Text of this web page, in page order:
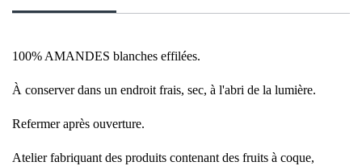
100% AMANDES blanches effilées.
À conserver dans un endroit frais, sec, à l'abri de la lumière.
Refermer après ouverture.
Atelier fabriquant des produits contenant des fruits à coque,